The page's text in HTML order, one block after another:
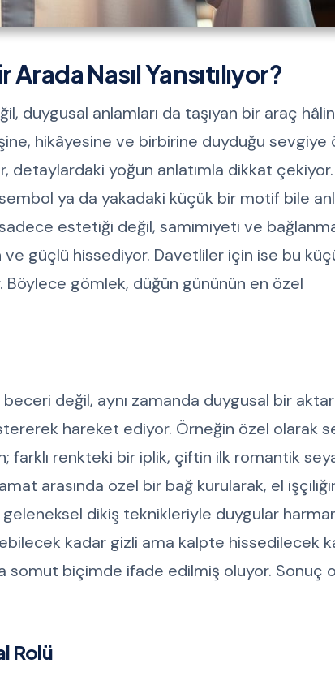
Nasıl Yansıtılıyor?
duygusal anlamları da taşıyan bir araç
hikâyesine ve birbirine duyduğu sevgiye
yoğun anlatımla dikkat
ya da yakadaki küçük bir motif bile
estetiği değil, samimiyeti ve
güçlü hissediyor. Davetliler için ise bu
gömlek, düğün gününün en özel
değil, aynı zamanda duygusal bir
hareket ediyor. Örneğin özel olarak
renkteki bir iplik, çiftin ilk romantik
arasında özel bir bağ kurularak, el
geleneksel dikiş teknikleriyle duygular
kadar gizli ama kalpte hissedilecek
somut biçimde ifade edilmiş oluyor. Sonuç
Rolü